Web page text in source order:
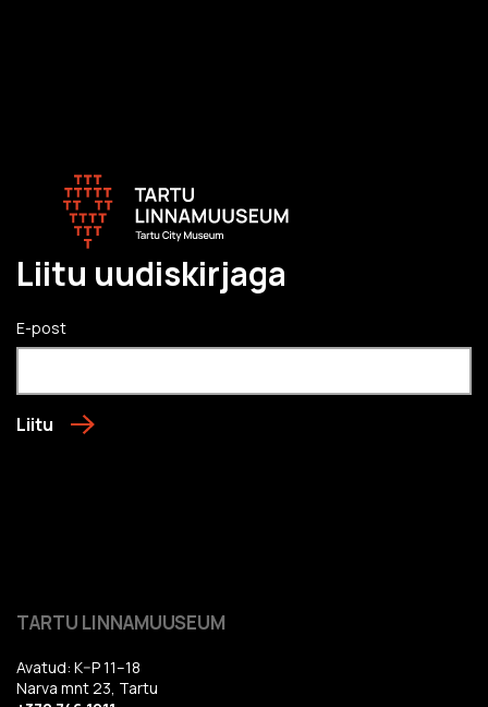
Liitu uudiskirjaga
E-post
Liitu
TARTU LINNAMUUSEUM
Avatud: K–P 11–18
Narva mnt 23, Tartu